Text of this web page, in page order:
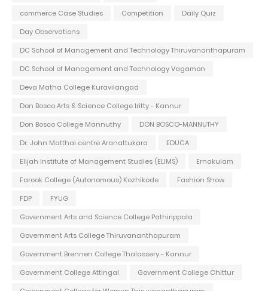
commerce Case Studies
Competition
Daily Quiz
Day Observations
DC School of Management and Technology Thiruvananthapuram
DC School of Management and Technology Vagamon
Deva Matha College Kuravilangad
Don Bosco Arts & Science College Iritty - Kannur
Don Bosco College Mannuthy
DON BOSCO-MANNUTHY
Dr. John Matthai centre Aranattukara
EDUCA
Elijah Institute of Management Studies (ELIMS)
Ernakulam
Farook College (Autonomous) Kozhikode
Fashion Show
FDP
FYUG
Government Arts and Science College Pathirippala
Government Arts College Thiruvananthapuram
Government Brennen College Thalassery - Kannur
Government College Attingal
Government College Chittur